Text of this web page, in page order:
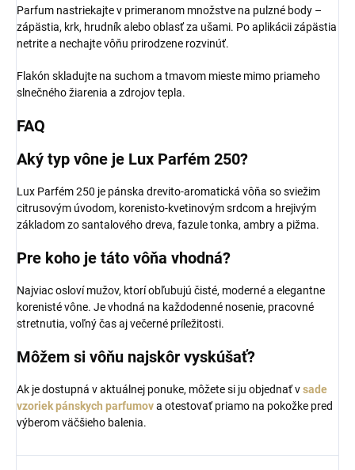
Parfum nastriekajte v primeranom množstve na pulzné body –
zápästia, krk, hrudník alebo oblasť za ušami. Po aplikácii zápästia
netrite a nechajte vôňu prirodzene rozvinúť.
Flakón skladujte na suchom a tmavom mieste mimo priameho
slnečného žiarenia a zdrojov tepla.
FAQ
Aký typ vône je Lux Parfém 250?
Lux Parfém 250 je pánska drevito-aromatická vôňa so sviežim
citrusovým úvodom, korenisto-kvetinovým srdcom a hrejivým
základom zo santalového dreva, fazule tonka, ambry a pižma.
Pre koho je táto vôňa vhodná?
Najviac osloví mužov, ktorí obľubujú čisté, moderné a elegantne
korenisté vône. Je vhodná na každodenné nosenie, pracovné
stretnutia, voľný čas aj večerné príležitosti.
Môžem si vôňu najskôr vyskúšať?
Ak je dostupná v aktuálnej ponuke, môžete si ju objednať vsade
vzoriek pánskych parfumova otestovať priamo na pokožke pred
výberom väčšieho balenia.